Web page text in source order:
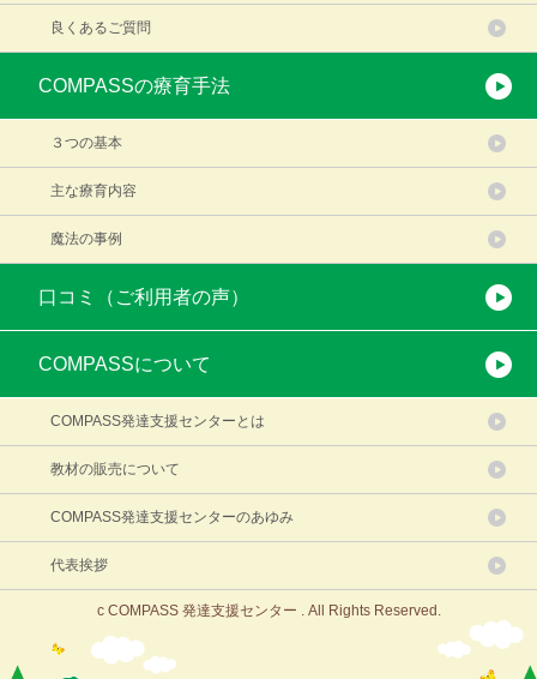
良くあるご質問
COMPASSの療育手法
３つの基本
主な療育内容
魔法の事例
口コミ（ご利用者の声）
COMPASSについて
COMPASS発達支援センターとは
教材の販売について
COMPASS発達支援センターのあゆみ
代表挨拶
c COMPASS 発達支援センター . All Rights Reserved.